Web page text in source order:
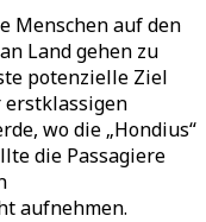
Menschen auf den
Land gehen zu
potenzielle Ziel
erstklassigen
wo die „Hondius“
die Passagiere
aufnehmen.